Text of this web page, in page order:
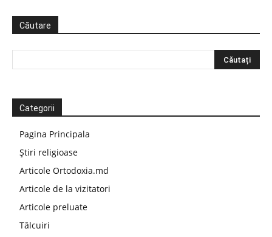
Căutare
Categorii
Pagina Principala
Știri religioase
Articole Ortodoxia.md
Articole de la vizitatori
Articole preluate
Tâlcuiri